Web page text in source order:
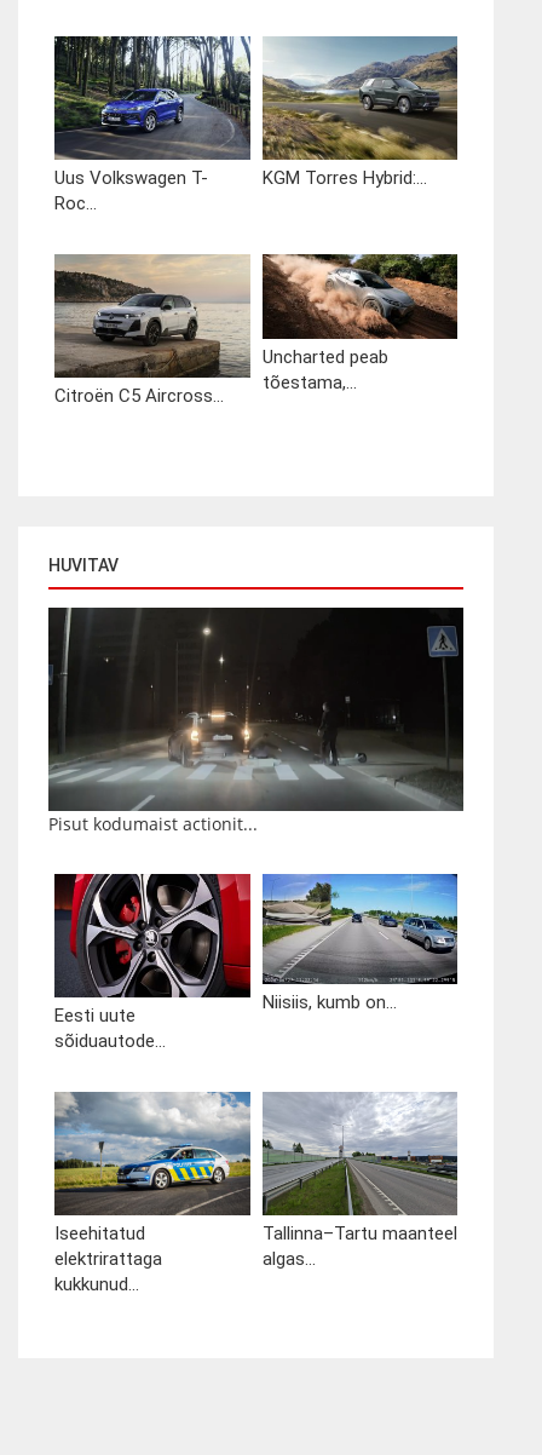
Uus Volkswagen T-
Roc...
KGM Torres Hybrid:...
Citroën C5 Aircross...
Uncharted peab
tõestama,...
HUVITAV
Pisut kodumaist actionit...
Eesti uute
sõiduautode...
Niisiis, kumb on...
Iseehitatud
elektrirattaga
kukkunud...
Tallinna–Tartu maanteel
algas...